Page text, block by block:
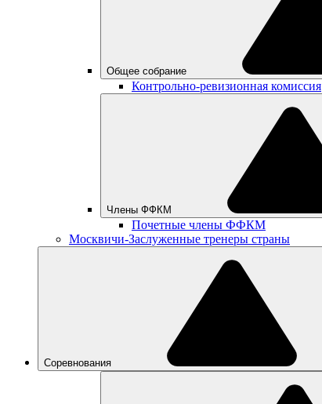
Общее собрание
Контрольно-ревизионная комиссия
Члены ФФКМ
Почетные члены ФФКМ
Москвичи-Заслуженные тренеры страны
Соревнования